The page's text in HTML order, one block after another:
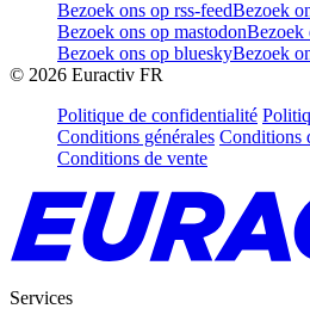
Bezoek ons op rss-feedBezoek
Bezoek ons op mastodonBezoek
Bezoek ons op blueskyBezoek
© 2026 Euractiv FR
Politique de confidentialité
Conditions générales Conditions
Conditions de vente
Services